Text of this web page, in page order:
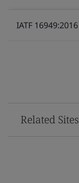
IATF 16949:2016
Related Sites